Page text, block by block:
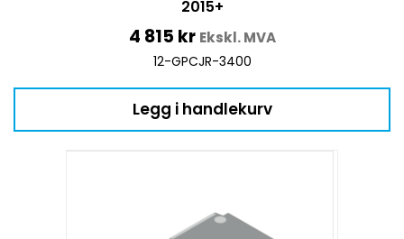
2015+
4 815 kr Ekskl. MVA
12-GPCJR-3400
Legg i handlekurv